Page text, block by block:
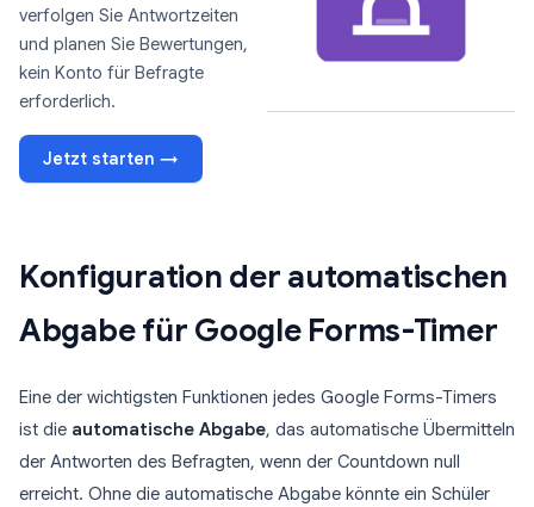
verfolgen Sie Antwortzeiten
und planen Sie Bewertungen,
kein Konto für Befragte
erforderlich.
Jetzt starten →
Konfiguration der automatischen
Abgabe für Google Forms-Timer
Eine der wichtigsten Funktionen jedes Google Forms-Timers
ist die automatische Abgabe, das automatische Übermitteln
der Antworten des Befragten, wenn der Countdown null
erreicht. Ohne die automatische Abgabe könnte ein Schüler